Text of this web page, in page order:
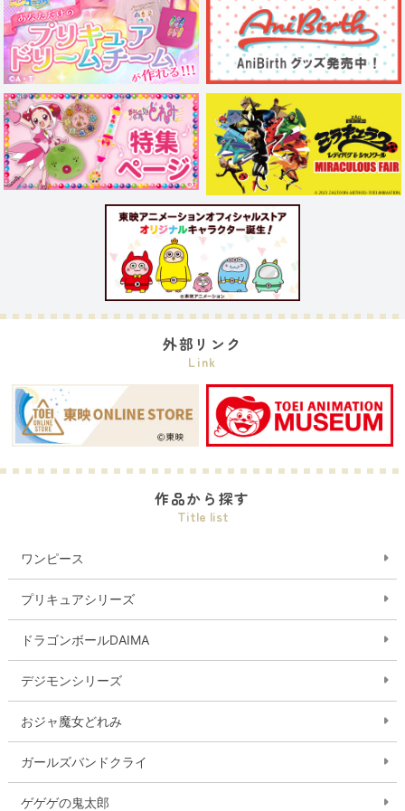
外部リンク
Link
作品から探す
Title list
ワンピース
プリキュアシリーズ
ドラゴンボールDAIMA
デジモンシリーズ
おジャ魔女どれみ
ガールズバンドクライ
ゲゲゲの鬼太郎